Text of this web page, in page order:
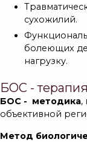
сухожилий.
болеющих
нагрузку.
БОС - терапия
БОС - методика,
объективной
Метод